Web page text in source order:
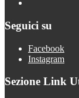
Seguici su
Facebook
Instagram
Sezione Link